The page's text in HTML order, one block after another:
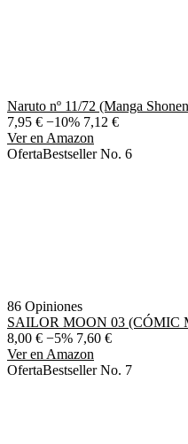
Naruto nº 11/72 (Manga
7,95 € −10% 7,12 €
Ver en Amazon
OfertaBestseller No. 6
86 Opiniones
SAILOR MOON 03 (CÓMIC
8,00 € −5% 7,60 €
Ver en Amazon
OfertaBestseller No. 7